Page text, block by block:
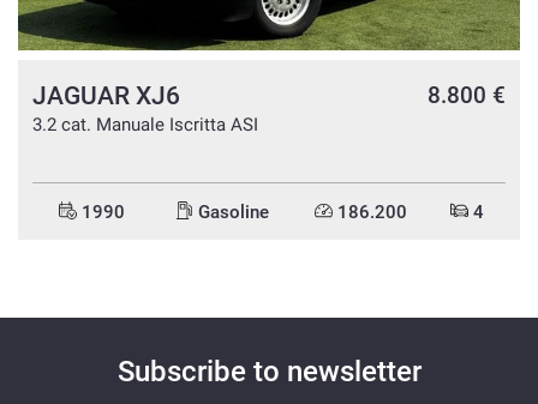
JAGUAR XJ6
3.2 cat. Manuale Iscritta ASI
8.800 €
1990 Gasoline 186.200 4
Subscribe to newsletter